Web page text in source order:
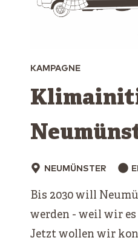
KAMPAGNE
NEUMÜNSTER
Bis 2030 will
werden - weil wir
Jetzt wollen wir